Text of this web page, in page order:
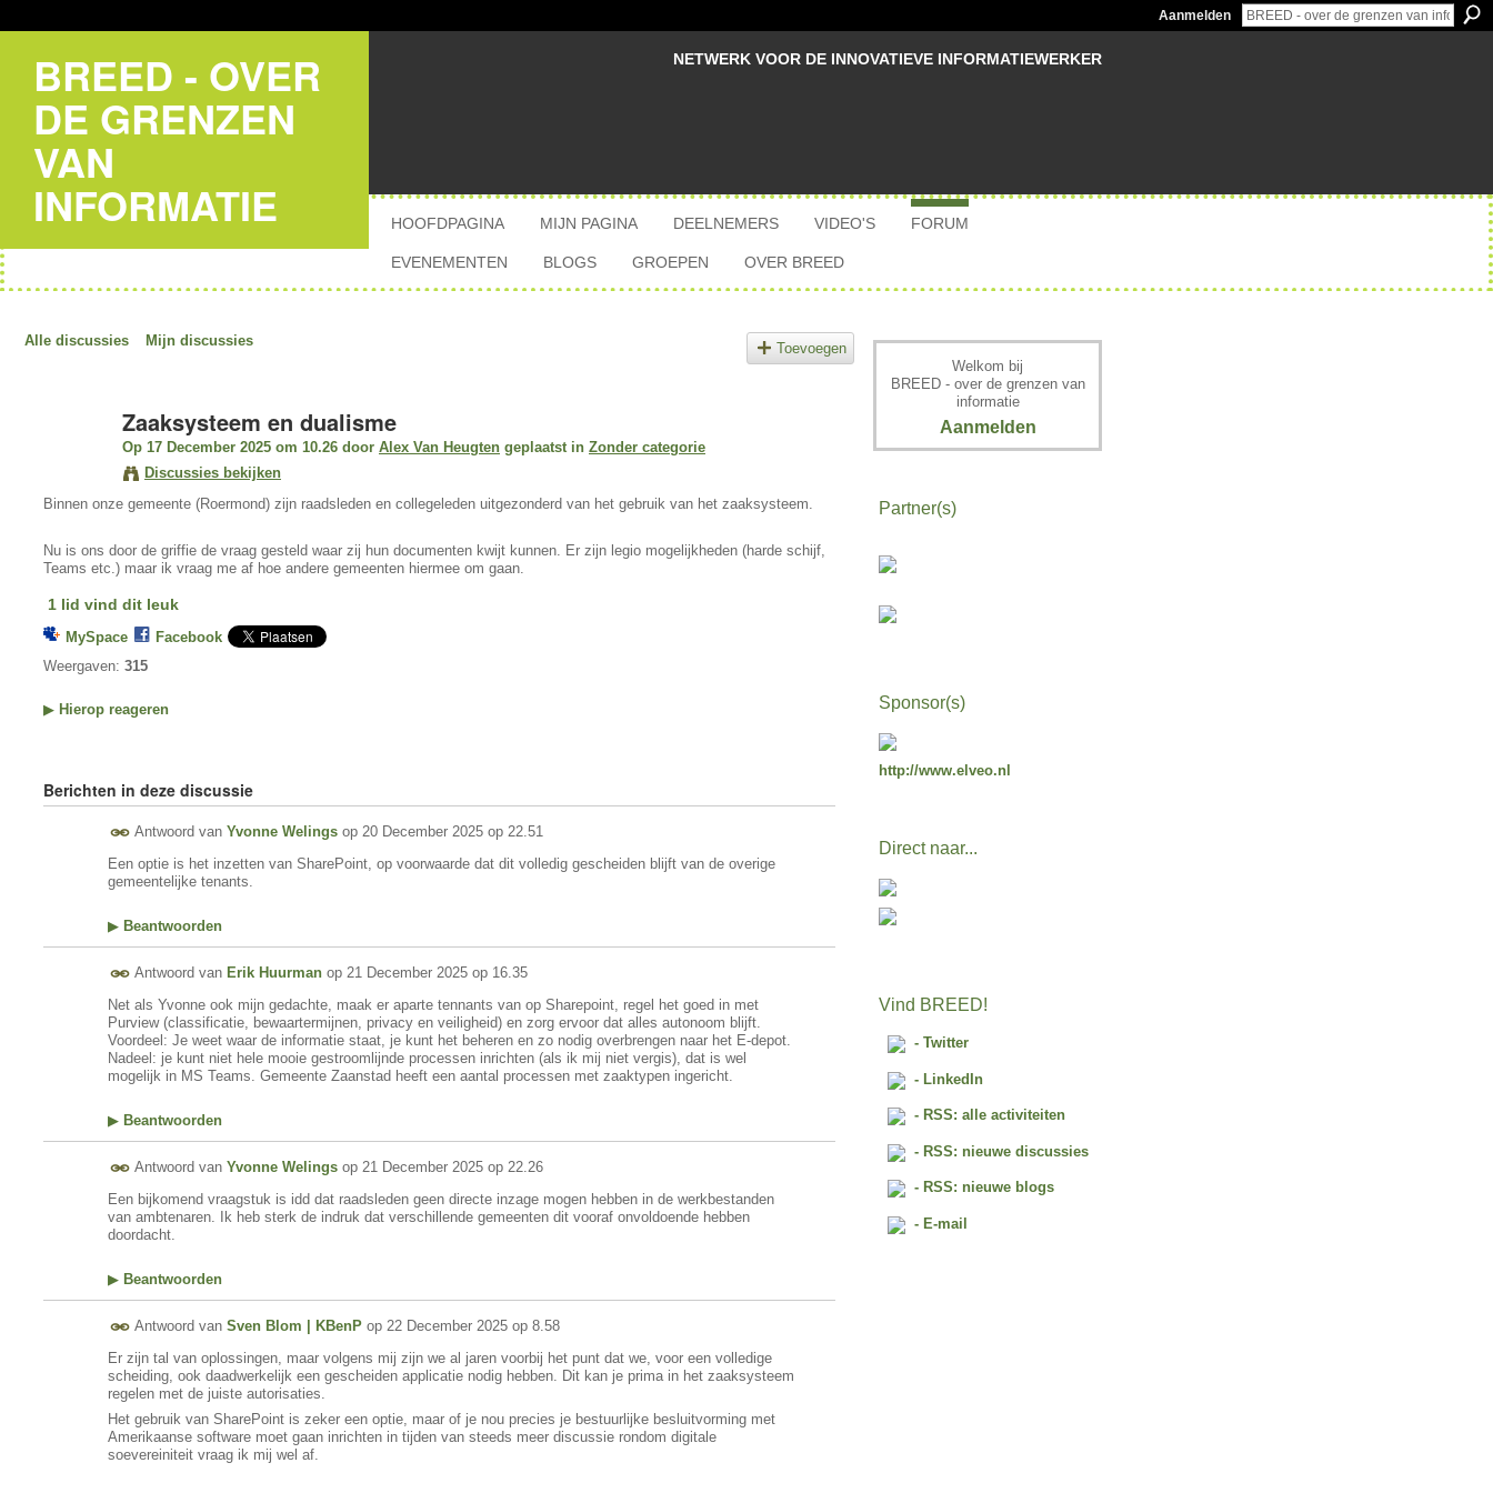
Aanmelden
BREED - OVER
DE GRENZEN
VAN
INFORMATIE
NETWERK VOOR DE INNOVATIEVE INFORMATIEWERKER
HOOFDPAGINA MIJN PAGINA DEELNEMERS VIDEO'S FORUM
EVENEMENTEN BLOGS GROEPEN OVER BREED
Alle discussies Mijn discussies Toevoegen
Zaaksysteem en dualisme
Op 17 December 2025 om 10.26 door Alex Van Heugten geplaatst in Zonder categorie
Discussies bekijken
Binnen onze gemeente (Roermond) zijn raadsleden en collegeleden uitgezonderd van het gebruik van het zaaksysteem.
Nu is ons door de griffie de vraag gesteld waar zij hun documenten kwijt kunnen. Er zijn legio mogelijkheden (harde schijf,
Teams etc.) maar ik vraag me af hoe andere gemeenten hiermee om gaan.
1 lid vind dit leuk
MySpace
Facebook
Weergaven: 315
▶ Hierop reageren
Berichten in deze discussie
Antwoord van Yvonne Welings op 20 December 2025 op 22.51
Een optie is het inzetten van SharePoint, op voorwaarde dat dit volledig gescheiden blijft van de overige
gemeentelijke tenants.
▶ Beantwoorden
Antwoord van Erik Huurman op 21 December 2025 op 16.35
Net als Yvonne ook mijn gedachte, maak er aparte tennants van op Sharepoint, regel het goed in met
Purview (classificatie, bewaartermijnen, privacy en veiligheid) en zorg ervoor dat alles autonoom blijft.
Voordeel: Je weet waar de informatie staat, je kunt het beheren en zo nodig overbrengen naar het E-depot.
Nadeel: je kunt niet hele mooie gestroomlijnde processen inrichten (als ik mij niet vergis), dat is wel
mogelijk in MS Teams. Gemeente Zaanstad heeft een aantal processen met zaaktypen ingericht.
▶ Beantwoorden
Antwoord van Yvonne Welings op 21 December 2025 op 22.26
Een bijkomend vraagstuk is idd dat raadsleden geen directe inzage mogen hebben in de werkbestanden
van ambtenaren. Ik heb sterk de indruk dat verschillende gemeenten dit vooraf onvoldoende hebben
doordacht.
▶ Beantwoorden
Antwoord van Sven Blom | KBenP op 22 December 2025 op 8.58
Er zijn tal van oplossingen, maar volgens mij zijn we al jaren voorbij het punt dat we, voor een volledige
scheiding, ook daadwerkelijk een gescheiden applicatie nodig hebben. Dit kan je prima in het zaaksysteem
regelen met de juiste autorisaties.
Het gebruik van SharePoint is zeker een optie, maar of je nou precies je bestuurlijke besluitvorming met
Amerikaanse software moet gaan inrichten in tijden van steeds meer discussie rondom digitale
soevereiniteit vraag ik mij wel af.
Welkom bij
BREED - over de grenzen van
informatie
Aanmelden
Partner(s)
Sponsor(s)
http://www.elveo.nl
Direct naar...
Vind BREED!
- Twitter
- LinkedIn
- RSS: alle activiteiten
- RSS: nieuwe discussies
- RSS: nieuwe blogs
- E-mail